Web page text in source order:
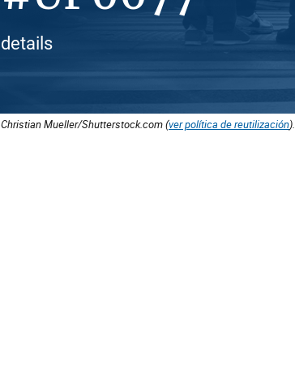
details
Christian Mueller/Shutterstock.com (ver política de reutilización).